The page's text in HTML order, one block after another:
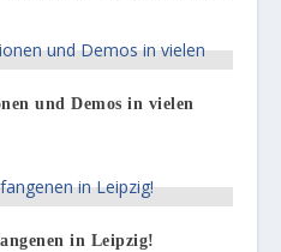
und Demos in vielen
in Leipzig!